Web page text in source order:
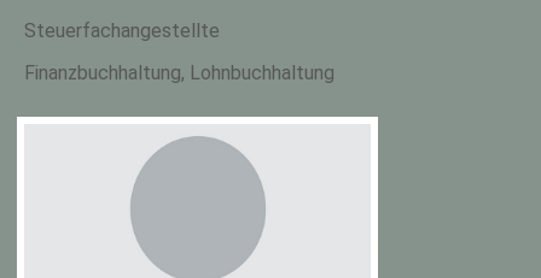
Steuerfachangestellte
Finanzbuchhaltung, Lohnbuchhaltung